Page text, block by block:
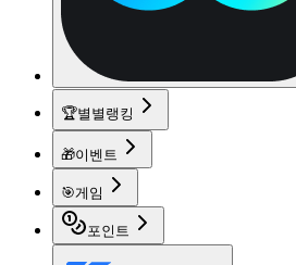
🏆별별랭킹
🎁이벤트
🎯게임
포인트